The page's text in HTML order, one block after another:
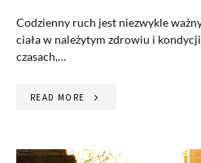
Codzienny ruch jest niezwykle
ciała w należytym zdrowiu i
czasach,…
READ MORE